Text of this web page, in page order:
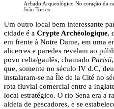
Achado Arqueológico No coração da
João Torres
Um outro local bem interessante
cidade é a Crypte Archéologique,
em frente à Notre Dame, em uma
alicerces e paredes revelam ao
povo celta/gaulês, chamado Parisii
que, somente no século IV d.C,
instalaram-se na Île de la Cité no
rota fluvial comercial entre a
local estratégico. O rio Sena era a
aldeia de pescadores, e se